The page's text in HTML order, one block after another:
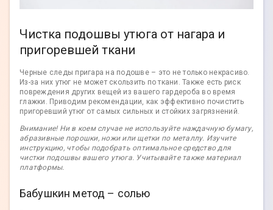
Чистка подошвы утюга от нагара и
пригоревшей ткани
Черные следы пригара на подошве – это не только некрасиво.
Из-за них утюг не может скользить по ткани. Также есть риск
повреждения других вещей из вашего гардероба во время
глажки. Приводим рекомендации, как эффективно почистить
пригоревший утюг от самых сильных и стойких загрязнений.
Внимание!Ни в коем случае не используйте наждачную бумагу,
абразивные порошки, ножи или щетки по металлу. Изучите
инструкцию, чтобы подобрать оптимальное средство для
чистки подошвы вашего утюга. Учитывайте также материал
платформы.
Бабушкин метод – солью